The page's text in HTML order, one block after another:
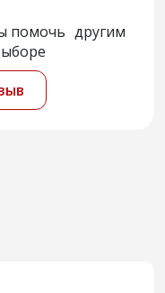
помочь другим